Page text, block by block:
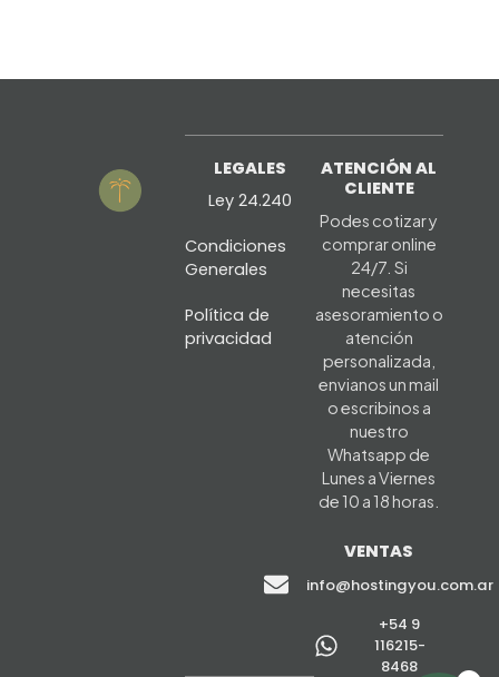
LEGALES
Ley 24.240
Condiciones
Generales
Política de
privacidad
ATENCIÓN AL
CLIENTE
Podes cotizar y
comprar online
24/7. Si
necesitas
asesoramiento o
atención
personalizada,
envianos un mail
o escribinos a
nuestro
Whatsapp de
Lunes a Viernes
de 10 a 18 horas.
VENTAS
info@hostingyou.com.ar
+54 9
116215-
8468